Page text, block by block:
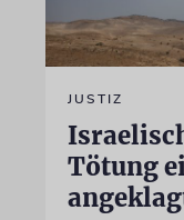
JUSTIZ
Tötung